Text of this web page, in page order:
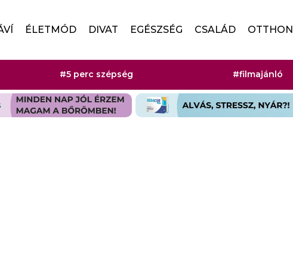
ÉLETMÓD DIVAT EGÉSZSÉG CSALÁD OTTHON
#5 perc szépség #filmajánló